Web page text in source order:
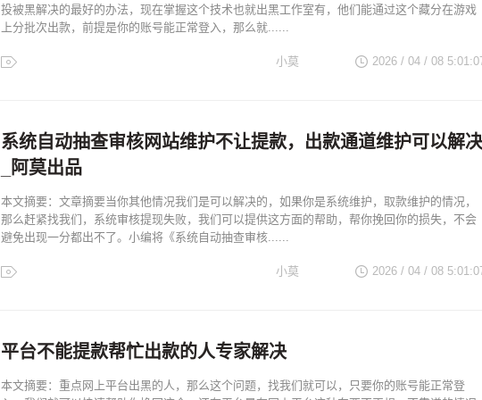
投被黑解决的最好的办法，现在掌握这个技术也就出黑工作室有，他们能通过这个藏分在游戏
上分批次出款，前提是你的账号能正常登入，那么就......
2026 / 04 / 08
小莫
系统自动抽查审核网站维护不让提款，出款通道维护可以解决
_阿莫出品
本文摘要：文章摘要当你其他情况我们是可以解决的，如果你是系统维护，取款维护的情况，
那么赶紧找我们，系统审核提现失败，我们可以提供这方面的帮助，帮你挽回你的损失，不会
避免出现一分都出不了。小编将《系统自动抽查审核......
2026 / 04 / 08
小莫
平台不能提款帮忙出款的人专家解决
本文摘要：重点网上平台出黑的人，那么这个问题，找我们就可以，只要你的账号能正常登